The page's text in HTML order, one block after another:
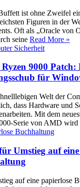
ist ohne Zweifel
Figuren in der
Oft als „Oracle von
seine Read More »
9000 Patch:
für
Welt der
dass Hardware und
Mit dem
Serie von AMD wird
Umstieg auf
auf eine papierlose